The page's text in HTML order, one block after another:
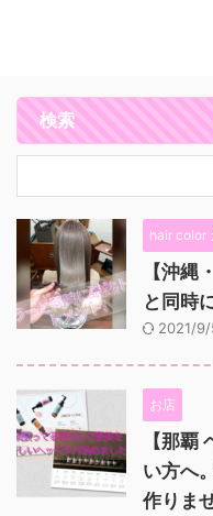
検索
hair color
【沖縄
と同時
2021/9/
お店
【那覇
い方へ
作りま